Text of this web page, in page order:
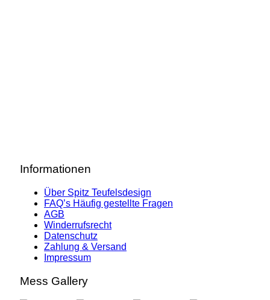
Informationen
Über Spitz Teufelsdesign
FAQ’s Häufig gestellte Fragen
AGB
Winderrufsrecht
Datenschutz
Zahlung & Versand
Impressum
Mess Gallery